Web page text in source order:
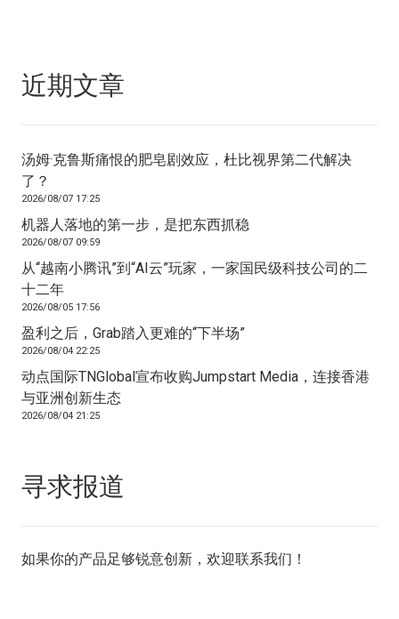
近期文章
汤姆·克鲁斯痛恨的肥皂剧效应，杜比视界第二代解决
了？
2026/08/07 17:25
机器人落地的第一步，是把东西抓稳
2026/08/07 09:59
从“越南小腾讯”到“AI云”玩家，一家国民级科技公司的二
十二年
2026/08/05 17:56
盈利之后，Grab踏入更难的“下半场”
2026/08/04 22:25
动点国际TNGlobal宣布收购Jumpstart Media，连接香港
与亚洲创新生态
2026/08/04 21:25
寻求报道
如果你的产品足够锐意创新，欢迎联系我们 ！